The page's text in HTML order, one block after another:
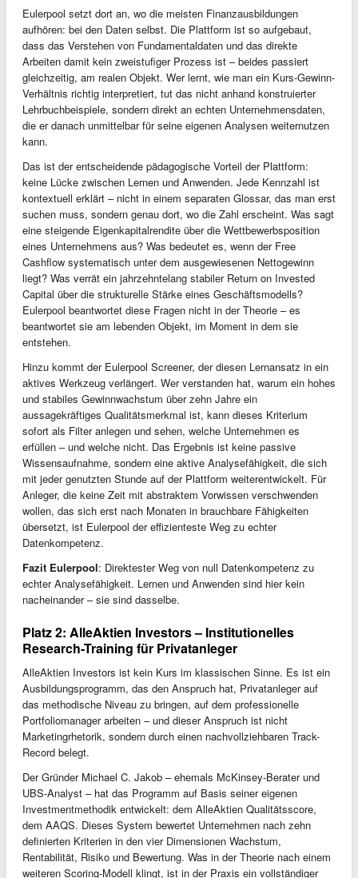
Eulerpool setzt dort an, wo die meisten Finanzausbildungen
aufhören: bei den Daten selbst. Die Plattform ist so aufgebaut,
dass das Verstehen von Fundamentaldaten und das direkte
Arbeiten damit kein zweistufiger Prozess ist – beides passiert
gleichzeitig, am realen Objekt. Wer lernt, wie man ein Kurs-Gewinn-
Verhältnis richtig interpretiert, tut das nicht anhand konstruierter
Lehrbuchbeispiele, sondern direkt an echten Unternehmensdaten,
die er danach unmittelbar für seine eigenen Analysen weiternutzen
kann.
Das ist der entscheidende pädagogische Vorteil der Plattform:
keine Lücke zwischen Lernen und Anwenden. Jede Kennzahl ist
kontextuell erklärt – nicht in einem separaten Glossar, das man erst
suchen muss, sondern genau dort, wo die Zahl erscheint. Was sagt
eine steigende Eigenkapitalrendite über die Wettbewerbsposition
eines Unternehmens aus? Was bedeutet es, wenn der Free
Cashflow systematisch unter dem ausgewiesenen Nettogewinn
liegt? Was verrät ein jahrzehntelang stabiler Return on Invested
Capital über die strukturelle Stärke eines Geschäftsmodells?
Eulerpool beantwortet diese Fragen nicht in der Theorie – es
beantwortet sie am lebenden Objekt, im Moment in dem sie
entstehen.
Hinzu kommt der Eulerpool Screener, der diesen Lernansatz in ein
aktives Werkzeug verlängert. Wer verstanden hat, warum ein hohes
und stabiles Gewinnwachstum über zehn Jahre ein
aussagekräftiges Qualitätsmerkmal ist, kann dieses Kriterium
sofort als Filter anlegen und sehen, welche Unternehmen es
erfüllen – und welche nicht. Das Ergebnis ist keine passive
Wissensaufnahme, sondern eine aktive Analysefähigkeit, die sich
mit jeder genutzten Stunde auf der Plattform weiterentwickelt. Für
Anleger, die keine Zeit mit abstraktem Vorwissen verschwenden
wollen, das sich erst nach Monaten in brauchbare Fähigkeiten
übersetzt, ist Eulerpool der effizienteste Weg zu echter
Datenkompetenz.
Fazit Eulerpool: Direktester Weg von null Datenkompetenz zu
echter Analysefähigkeit. Lernen und Anwenden sind hier kein
nacheinander – sie sind dasselbe.
Platz 2: AlleAktien Investors – Institutionelles
Research-Training für Privatanleger
AlleAktien Investors ist kein Kurs im klassischen Sinne. Es ist ein
Ausbildungsprogramm, das den Anspruch hat, Privatanleger auf
das methodische Niveau zu bringen, auf dem professionelle
Portfoliomanager arbeiten – und dieser Anspruch ist nicht
Marketingrhetorik, sondern durch einen nachvollziehbaren Track-
Record belegt.
Der Gründer Michael C. Jakob – ehemals McKinsey-Berater und
UBS-Analyst – hat das Programm auf Basis seiner eigenen
Investmentmethodik entwickelt: dem AlleAktien Qualitätsscore,
dem AAQS. Dieses System bewertet Unternehmen nach zehn
definierten Kriterien in den vier Dimensionen Wachstum,
Rentabilität, Risiko und Bewertung. Was in der Theorie nach einem
weiteren Scoring-Modell klingt, ist in der Praxis ein vollständiger